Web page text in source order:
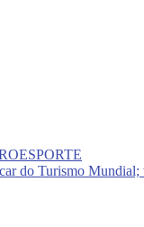
do Turismo Mundial;